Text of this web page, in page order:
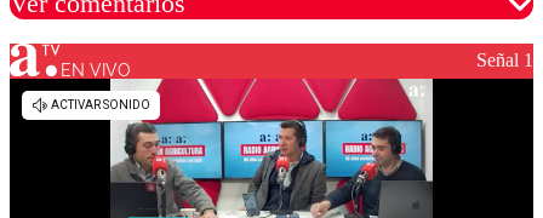
Los comentarios son moderados para garantizar un
diálogo respetuoso.
EN VIVO Señal 1